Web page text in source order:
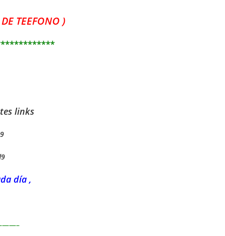
TEEFONO )
links
día ,